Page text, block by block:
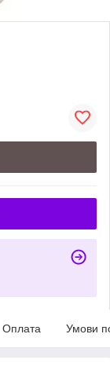
Оплата Умови